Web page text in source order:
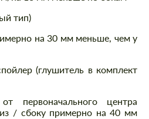
тип)
на 30 мм меньше, чем у
(глушитель в комплект
первоначального центра
/ сбоку примерно на 40 мм